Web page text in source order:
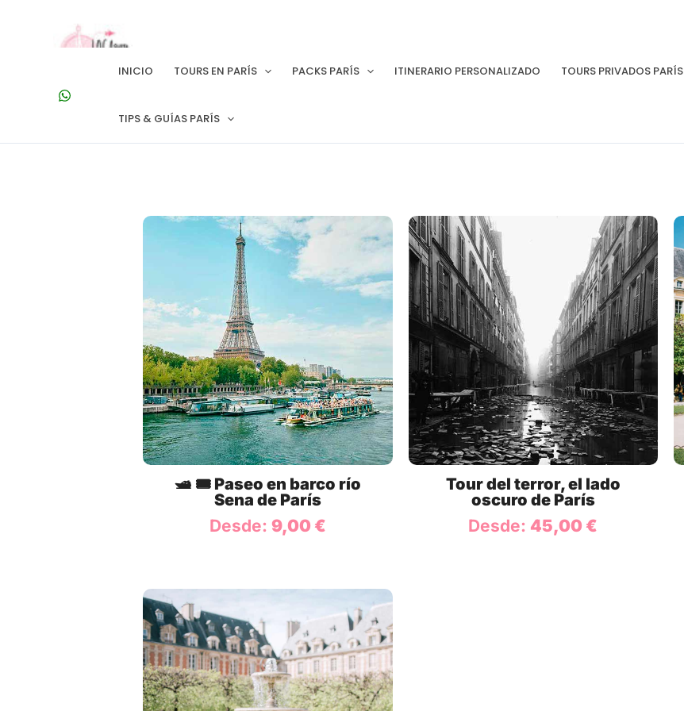
INICIO TOURS EN PARÍS PACKS PARÍS ITINERARIO PERSONALIZADO TOURS PRIVADOS PARÍS
TIPS & GUÍAS PARÍS
🛥️ 🎟️ Paseo en barco río
Sena de París
Desde:9,00 €
Tour del terror, el lado
oscuro de París
Desde: 45,00 €